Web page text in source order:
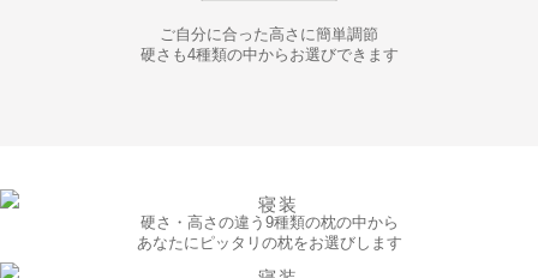
ご自分に合った高さに簡単調節
硬さも4種類の中からお選びできます
硬さ・高さの違う9種類の枕の中から
あなたにピッタリの枕をお選びします